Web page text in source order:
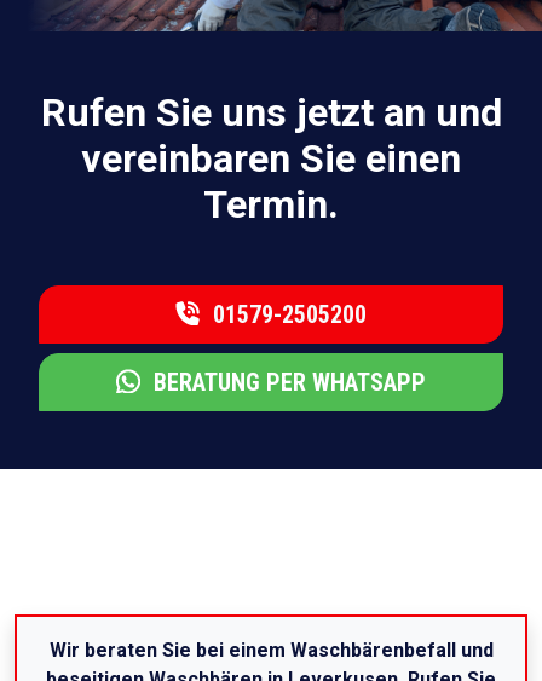
Rufen Sie uns jetzt an und
vereinbaren Sie einen
Termin.
01579-2505200
BERATUNG PER WHATSAPP
Wir beraten Sie bei einem Waschbärenbefall und